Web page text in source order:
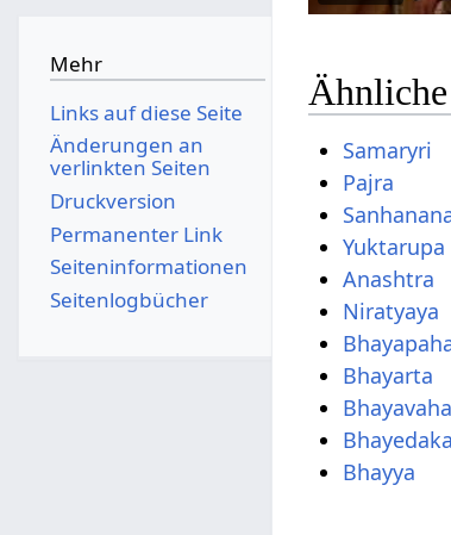
Samaryri
Pajra
Yuktarupa
Anashtra
Niratyaya
Bhayarta
Bhayavaha
Bhayedaka
Bhayya
Mehr
Links auf diese Seite
Änderungen an
verlinkten Seiten
Druckversion
Permanenter Link
Seiten­­informationen
Seitenlogbücher